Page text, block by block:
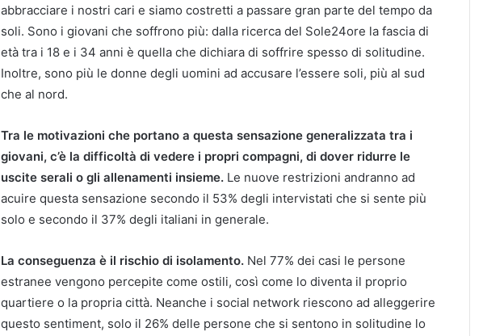
abbracciare i nostri cari e siamo costretti a passare gran parte del tempo da
soli. Sono i giovani che soffrono più: dalla ricerca del Sole24ore la fascia di
età tra i 18 e i 34 anni è quella che dichiara di soffrire spesso di solitudine.
Inoltre, sono più le donne degli uomini ad accusare l’essere soli, più al sud
che al nord.
Tra le motivazioni che portano a questa sensazione generalizzata tra i
giovani, c’è la difficoltà di vedere i propri compagni, di dover ridurre le
uscite serali o gli allenamenti insieme. Le nuove restrizioni andranno ad
acuire questa sensazione secondo il 53% degli intervistati che si sente più
solo e secondo il 37% degli italiani in generale.
La conseguenza è il rischio di isolamento. Nel 77% dei casi le persone
estranee vengono percepite come ostili, così come lo diventa il proprio
quartiere o la propria città. Neanche i social network riescono ad alleggerire
questo sentiment, solo il 26% delle persone che si sentono in solitudine lo